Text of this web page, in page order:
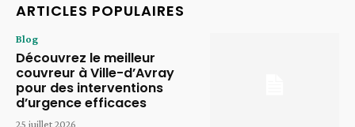
ARTICLES POPULAIRES
Blog
Découvrez le meilleur
couvreur à Ville-d’Avray
pour des interventions
d’urgence efficaces
25 juillet 2026